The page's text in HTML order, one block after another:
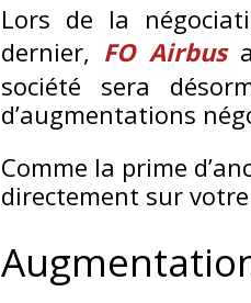
Lors de la
dernier, FO Airbusa
société sera
d’augmentations
Comme la prime
directement sur